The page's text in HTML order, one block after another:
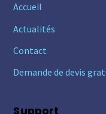
Accueil
Actualités
Contact
Demande de devis
Support